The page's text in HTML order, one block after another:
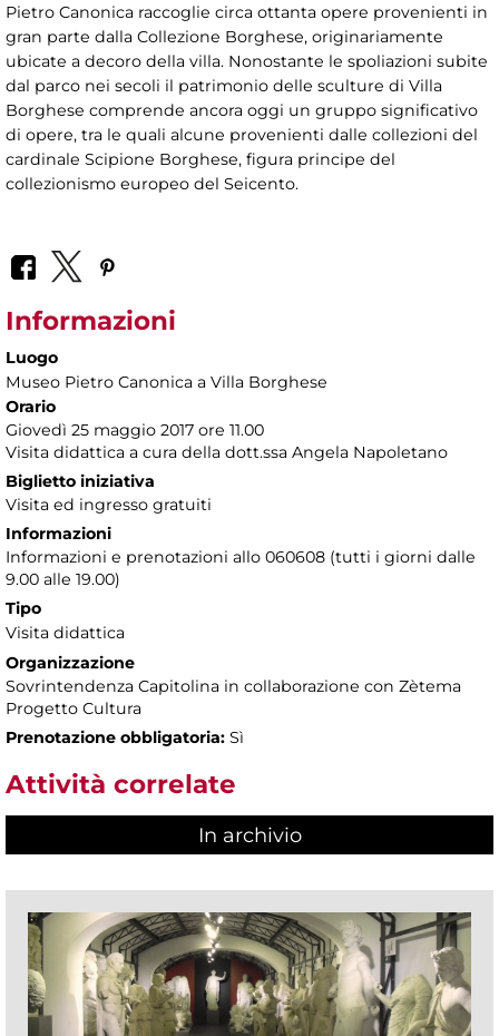
Pietro Canonica raccoglie circa ottanta opere provenienti in
gran parte dalla Collezione Borghese, originariamente
ubicate a decoro della villa. Nonostante le spoliazioni subite
dal parco nei secoli il patrimonio delle sculture di Villa
Borghese comprende ancora oggi un gruppo significativo
di opere, tra le quali alcune provenienti dalle collezioni del
cardinale Scipione Borghese, figura principe del
collezionismo europeo del Seicento.
Informazioni
Luogo
Museo Pietro Canonica a Villa Borghese
Orario
Giovedì 25 maggio 2017 ore 11.00
Visita didattica a cura della dott.ssa Angela Napoletano
Biglietto iniziativa
Visita ed ingresso gratuiti
Informazioni
Informazioni e prenotazioni allo 060608 (tutti i giorni dalle
9.00 alle 19.00)
Tipo
Visita didattica
Organizzazione
Sovrintendenza Capitolina in collaborazione con Zètema
Progetto Cultura
Prenotazione obbligatoria: Sì
Attività correlate
In archivio